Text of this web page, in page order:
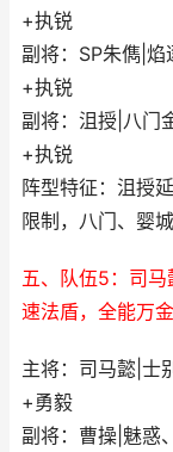
+执锐
副将：SP朱儁|
+执锐
副将：沮授|八门
+执锐
阵型特征：沮授
限制，八门、婴
五、队伍5：司
速法盾，全能万金
主将：司马懿|士
+勇毅
副将：曹操|魅惑